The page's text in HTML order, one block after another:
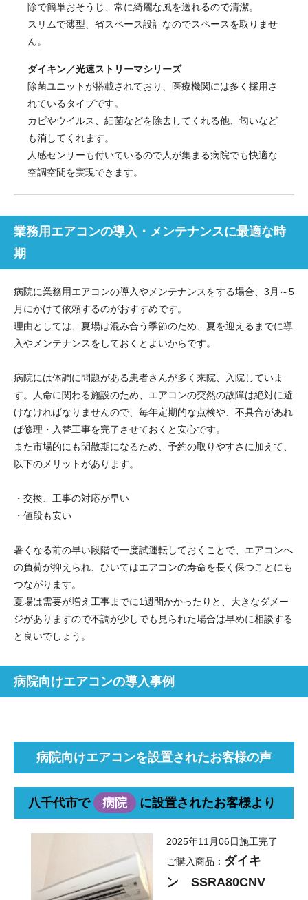
除で簡単おそうじ、常に綺麗な風を送れるので清潔。
スリムで薄型、省スペース設計なのでスペースを取りませ
ん。
ダイキン／光速ストリーマシリーズ
除菌ユニットが搭載されており、医療機関には多く採用さ
れているタイプです。
カビやウイルス、細菌などを除去してくれる他、匂いなど
も消してくれます。
人感センサーも付いているので人が集まる病院でも快適な
空調空間を実現できます。
業務用エアコンの導入・メンテナンスに最適な時
期
病院に業務用エアコンの導入やメンテナンスをする場合、3月～5
月にかけて依頼するのがおすすめです。
理由としては、夏場は混み合う季節のため、夏を迎えるまでに導
入やメンテナンスをしておくとよいからです。
病院には体調に問題がある患者さんが多く来院、入院していま
す。人命に関わる施設のため、エアコンの突然の故障は絶対に避
けなければなりませんので、毎年定期的な点検や、不具合があれ
ば修理・入替工事を完了させておくと安心です。
また市場的にも閑散期になるため、予約の取りやすさに加えて、
以下のメリットがあります。
・交換、工事の対応が早い
・値段も安い
暑くなる前の早い段階で一度試運転しておくことで、エアコンへ
の負荷が抑えられ、ひいてはエアコンの寿命を長く保つことにも
つながります。
夏場は需要が増え工事までに1週間かかったりと、大きなダメー
ジがありますので不調が少しでも見られた場合は早めに相談する
と良いでしょう。
病院向けエアコンの導入事例
病院向けエアコンを設置されたお客様の声
八千代市で 病院 に設置されたお客様より
2025年11月06日施工完了
ご購入商品： ダイキ
ン SSRA80CNV
お名前
機器お見積り依頼
その他